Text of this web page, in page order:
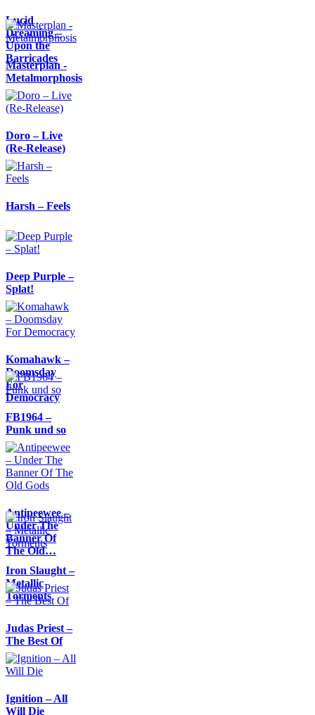
Lucid
Dreaming –
Upon the
Barricades
Masterplan -
Metalmorphosis
Doro – Live
(Re-Release)
Harsh – Feels
Deep Purple –
Splat!
Komahawk –
Doomsday
For
Democracy
FB1964 –
Punk und so
Antipeewee –
Under The
Banner Of
The Old…
Iron Slaught –
Metallic
Torments
Judas Priest –
The Best Of
Ignition – All
Will Die